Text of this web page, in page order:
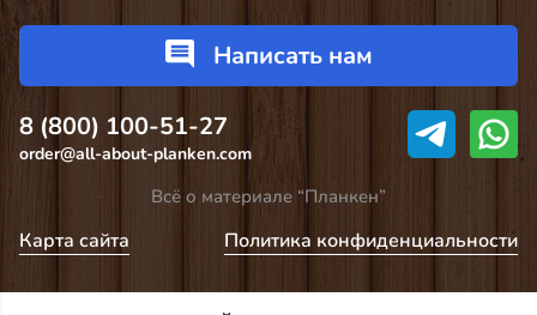
Написать нам
8 (800) 100-51-27
order@all-about-planken.com
Всё о материале “Планкен”
Карта сайта Политика конфиденциальности